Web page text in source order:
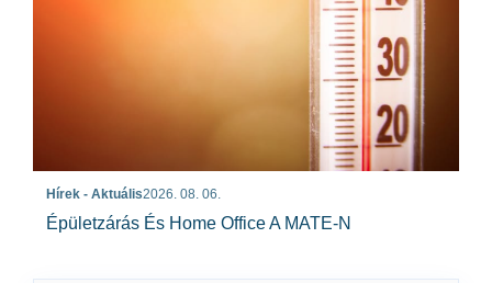
Hírek - Aktuális2026. 08. 06.
Épületzárás És Home Office A MATE-N